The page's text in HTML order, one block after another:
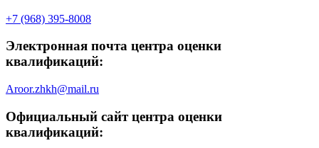
+7 (968) 395-8008
Электронная почта центра оценки
квалификаций:
Aroor.zhkh@mail.ru
Официальный сайт центра оценки
квалификаций: